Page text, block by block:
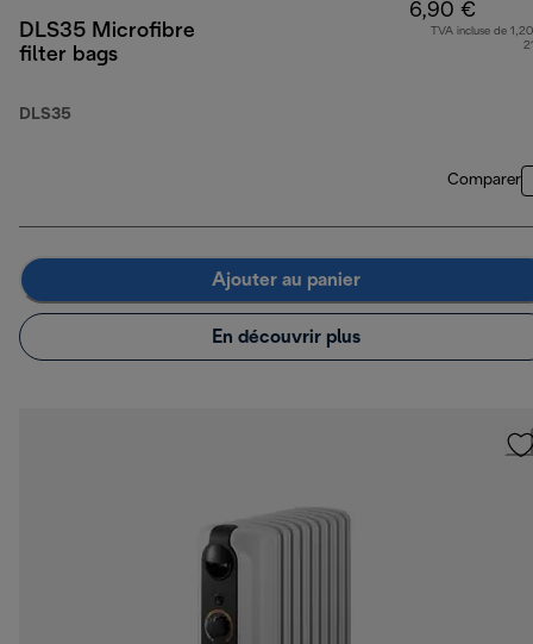
DLS35 Microfibre
filter bags
DLS35
6,90 €
TVA incluse de
Comparer
Ajouter au panier
En découvrir plus